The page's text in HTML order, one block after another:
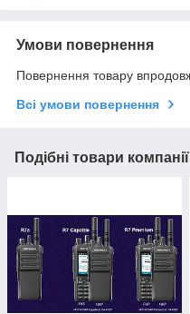
Умови повернення
Повернення товару
Всі умови повернення
Подібні товари компанії